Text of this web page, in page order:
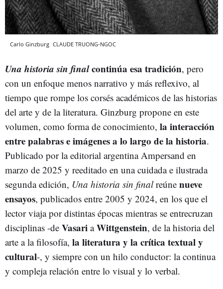
Carlo Ginzburg CLAUDE TRUONG-NGOC
Una historia sin finalcontinúa esa tradición, pero
con un enfoque menos narrativo y más reflexivo, al
tiempo que rompe los corsés académicos de las historias
del arte y de la literatura. Ginzburg propone en este
volumen, como forma de conocimiento, la interacción
entre palabras e imágenes a lo largo de la historia.
Publicado por la editorial argentina Ampersand en
marzo de 2025 y reeditado en una cuidada e ilustrada
segunda edición, Una historia sin finalreúne nueve
ensayos, publicados entre 2005 y 2024, en los que el
lector viaja por distintas épocas mientras se entrecruzan
disciplinas -de Vasari aWittgenstein, de la historia del
arte a la filosofía, la literatura y la crítica textual y
cultural-, y siempre con un hilo conductor: la continua
y compleja relación entre lo visual y lo verbal.